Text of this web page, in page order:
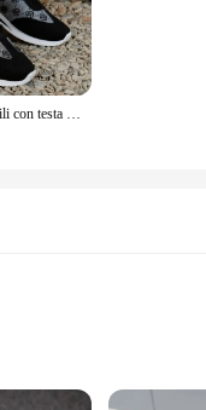
Scarpe da donna sottili con testa tonda incrociata con suola spessa da donna, comode scarpe casual traspiranti resistenti all'usura Zapatos De Mujer